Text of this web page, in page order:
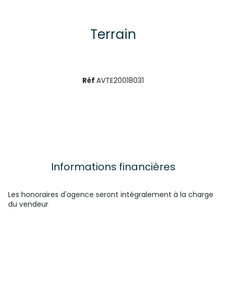
Terrain
Réf AVTE20018031
Informations financières
Les honoraires d'agence seront intégralement à la charge
du vendeur